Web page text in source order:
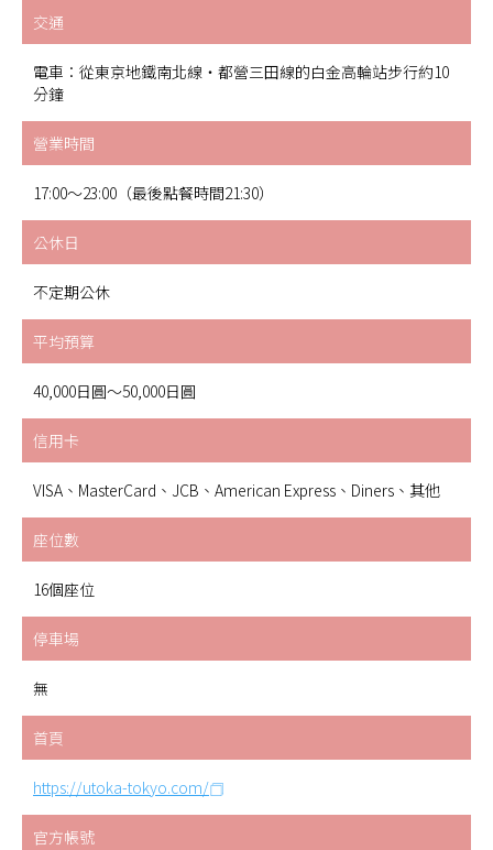
交通
電車：從東京地鐵南北線・都營三田線的白金高輪站步行約10
分鐘
營業時間
17:00～23:00（最後點餐時間21:30）
公休日
不定期公休
平均預算
40,000日圓～50,000日圓
信用卡
VISA、MasterCard、JCB、American Express、Diners、其他
座位數
16個座位
停車場
無
首頁
https://utoka-tokyo.com/
官方帳號